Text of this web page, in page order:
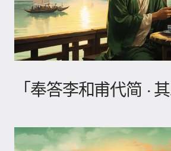
「奉答李和甫代简 ·